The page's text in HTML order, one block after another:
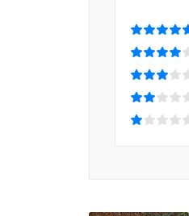
김밥. 엄마의 김
찾아 헤매던 시(
꾱꾱꾱꾱꾱꾱,
전설적인 요리사
삼탈리아 탐사기